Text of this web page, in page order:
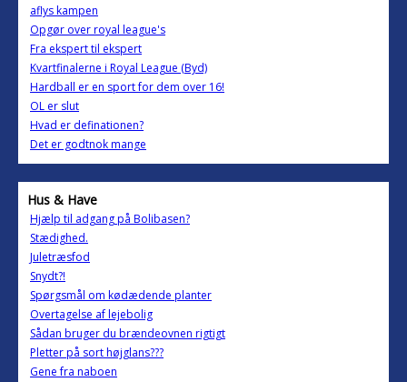
aflys kampen
Opgør over royal league's
Fra ekspert til ekspert
Kvartfinalerne i Royal League (Byd)
Hardball er en sport for dem over 16!
OL er slut
Hvad er definationen?
Det er godtnok mange
Hus & Have
Hjælp til adgang på Bolibasen?
Stædighed.
Juletræsfod
Snydt?!
Spørgsmål om kødædende planter
Overtagelse af lejebolig
Sådan bruger du brændeovnen rigtigt
Pletter på sort højglans???
Gene fra naboen